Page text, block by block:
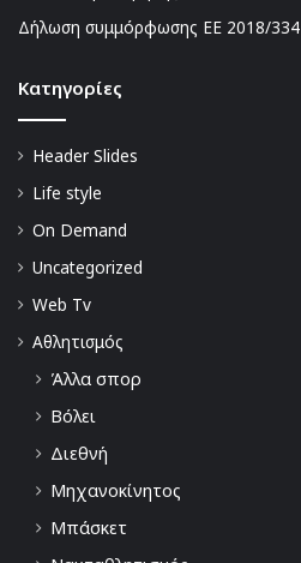
Δήλωση συμμόρφωσης ΕΕ 2018/334
Kατηγορίες
Header Slides
Life style
On Demand
Uncategorized
Web Tv
Αθλητισμός
Άλλα σπορ
Βόλει
Διεθνή
Μηχανοκίνητος
Μπάσκετ